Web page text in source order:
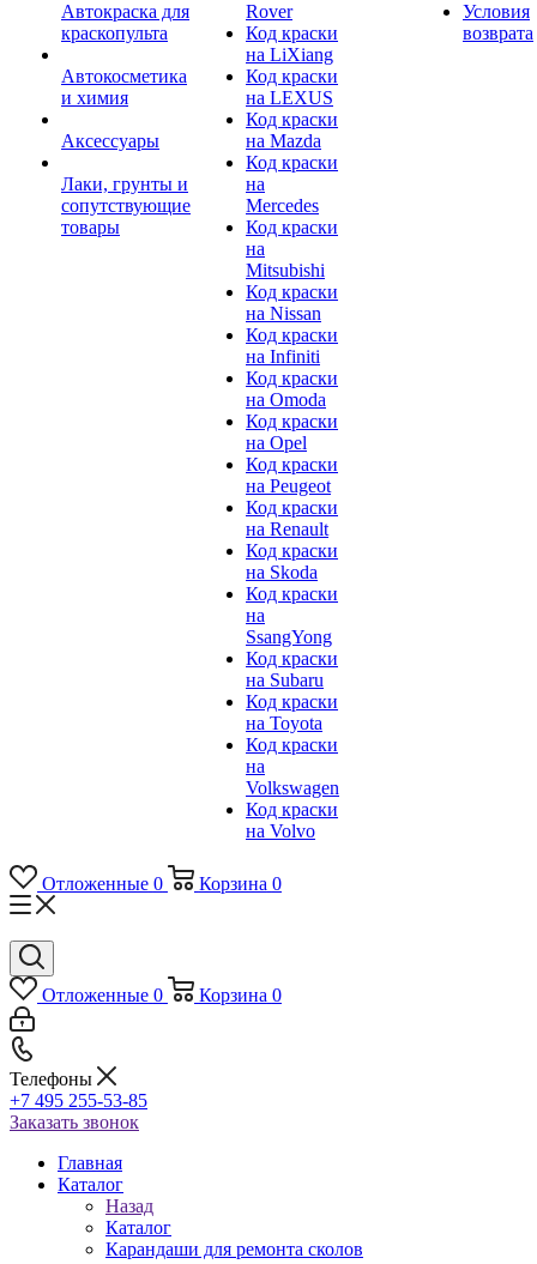
Автокраска для
краскопульта
Автокосметика
и химия
Аксессуары
Лаки, грунты и
сопутствующие
товары
Rover
Код краски
на LiXiang
Код краски
на LEXUS
Код краски
на Mazda
Код краски
на
Mercedes
Код краски
на
Mitsubishi
Код краски
на Nissan
Код краски
на Infiniti
Код краски
на Omoda
Код краски
на Opel
Код краски
на Peugeot
Код краски
на Renault
Код краски
на Skoda
Код краски
на
SsangYong
Код краски
на Subaru
Код краски
на Toyota
Код краски
на
Volkswagen
Код краски
на Volvo
Условия
возврата
Отложенные 0 Корзина 0
Отложенные 0 Корзина 0
Телефоны
+7 495 255-53-85
Заказать звонок
Главная
Каталог
Назад
Каталог
Карандаши для ремонта сколов